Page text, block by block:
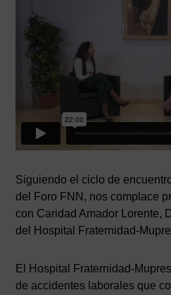
Siguiendo el ciclo de
del Foro FNN, nos complace
con Caridad Amador Lorente,
del Hospital Fraternidad-
El Hospital Fraternidad-
de accidentes laborales que